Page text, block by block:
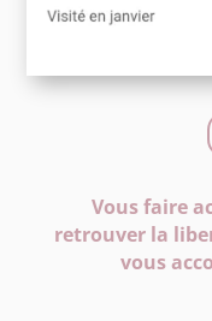
Vous faire
retrouver la
vous